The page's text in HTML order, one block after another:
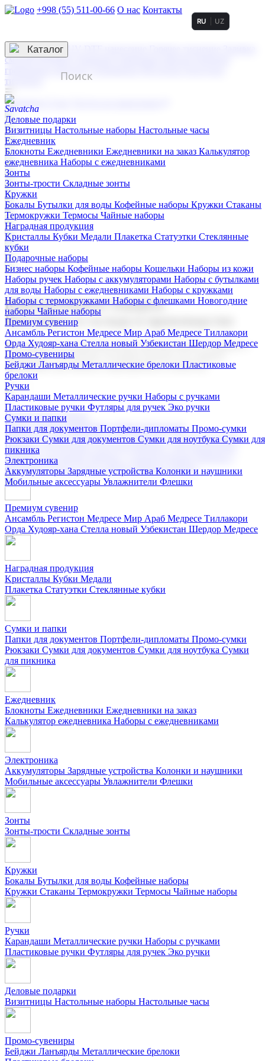
+998 (55) 511-00-66 О нас Контакты
3D гравировка
смолой (Doming)
гравировка твердая
тиснение
RU UZ
☰
Контакты
Каталог
Деловые подарки
Визитницы Настольные наборы Настольные часы
Ежедневник
Блокноты Ежедневники Ежедневники на заказ Калькулятор
ежедневника Наборы с ежедневниками
Зонты
Зонты-трости Складные зонты
Кружки
Бокалы Бутылки для воды Кофейные наборы Кружки Стаканы
Термокружки Термосы Чайные наборы
Наградная продукция
Kристаллы Кубки Медали Плакетка Статуэтки Стеклянные
кубки
Подарочные наборы
Бизнес наборы Кофейные наборы Кошельки Наборы из кожи
Наборы ручек Наборы с аккумуляторами Наборы с бутылками
для воды Наборы с ежедневниками Наборы с кружками
Наборы с термокружками Наборы с флешками Новогодние
наборы Чайные наборы
Премиум сувенир
Ансамбль Регистон Медресе Мир Араб Медресе Тиллакори
Орда Худояр-хана Стелла новый Узбекистан Шердор Медресе
Промо-сувениры
Бейджи Ланъярды Металлические брелоки Пластиковые
брелоки
Ручки
Карандаши Металлические ручки Наборы с ручками
Пластиковые ручки Футляры для ручек Эко ручки
Сумки и папки
Папки для документов Портфели-дипломаты Промо-сумки
Рюкзаки Сумки для документов Сумки для ноутбука Сумки для
пикника
Электроника
Аккумуляторы Зарядные устройства Колонки и наушники
Мобильные аксессуары Увлажнители Флешки
Корпоративные подарки
Поставка со склада и производство
Мы предлагаем широкий выбор корпоративных подарков и
сувениров с логотипом. В нашем каталоге вы найдете
продукцию для бизнеса, мероприятия и клиентов.
Подарочные наборы
Бизнес наборыКофейные наборы Кошельки
Наборы из кожиНаборы ручекНаборы с аккумуляторами
Наборы с бутылками для воды
Наборы с ежедневниками
Наборы с кружками
флешкамиНовогодние наборыЧайные наборы
Премиум сувенир
Ансамбль Регистон Медресе Мир Араб Медресе Тиллакори
Орда Худояр-хана Стелла новый Узбекистан Шердор Медресе
Наградная продукция
Kристаллы Кубки Медали
Плакетка Статуэтки Стеклянные кубки
Сумки и папки
Папки для документов Портфели-дипломаты Промо-сумки
Рюкзаки Сумки для документов Сумки для ноутбука Сумки
для пикника
Ежедневник
Блокноты Ежедневники Ежедневники на заказ
Калькулятор ежедневника Наборы с ежедневниками
Электроника
Аккумуляторы Зарядные устройства Колонки и наушники
Мобильные аксессуары Увлажнители Флешки
Зонты
Зонты-трости Складные зонты
Кружки
Бокалы Бутылки для воды Кофейные наборы
Кружки Стаканы Термокружки Термосы Чайные наборы
Ручки
Карандаши Металлические ручки Наборы с ручками
Пластиковые ручки Футляры для ручек Эко ручки
Деловые подарки
Визитницы Настольные наборы Настольные часы
Промо-сувениры
Бейджи Ланъярды Металлические брелоки